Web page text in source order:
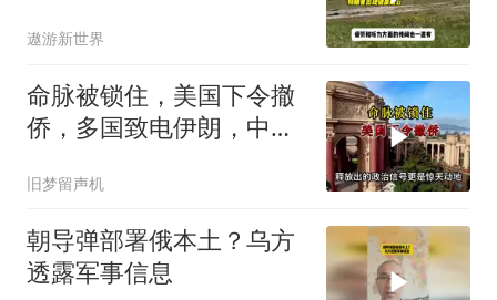
遨游新世界
命脉被锁住，美国下令撤
侨，多国致电伊朗，中国
旧梦留声机
朝导弹部署俄本土？乌方
透露军事信息